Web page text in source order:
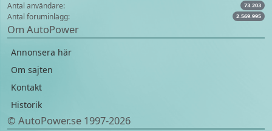
Antal användare: 73.203
Antal foruminlägg: 2.569.995
Om AutoPower
Annonsera här
Om sajten
Kontakt
Historik
© AutoPower.se 1997‑2026